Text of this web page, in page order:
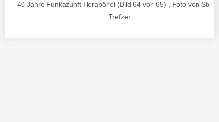
40 Jahre Funkazunft Heraböhel (Bild 64 von 65) , Foto von
Trefzer